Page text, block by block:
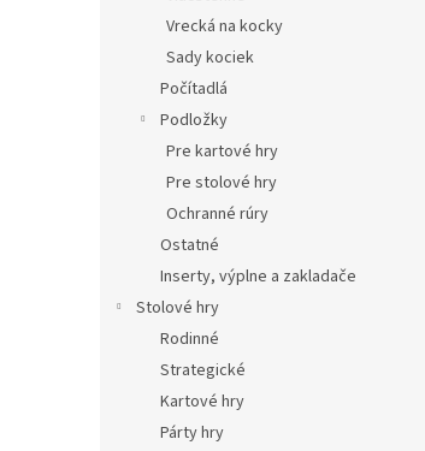
Vrecká na kocky
Sady kociek
Počítadlá
Podložky
Pre kartové hry
Pre stolové hry
Ochranné rúry
Ostatné
Inserty, výplne a zakladače
Stolové hry
Rodinné
Strategické
Kartové hry
Párty hry